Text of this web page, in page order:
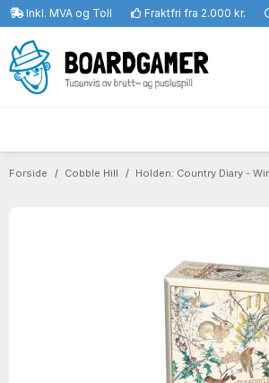
Inkl. MVA og Toll Fraktfri fra 2.000 kr.
Forside Cobble Hill Holden: Country Diary -